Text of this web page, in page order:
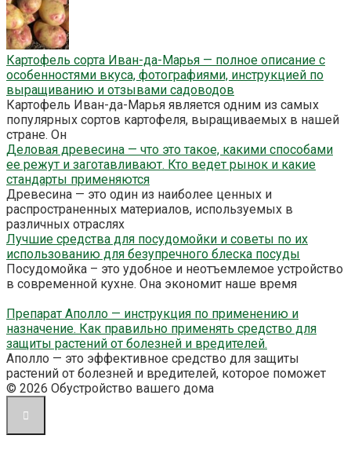
Картофель сорта Иван-да-Марья — полное описание с
особенностями вкуса, фотографиями, инструкцией по
выращиванию и отзывами садоводов
Картофель Иван-да-Марья является одним из самых
популярных сортов картофеля, выращиваемых в нашей
стране. Он
Деловая древесина — что это такое, какими способами
ее режут и заготавливают. Кто ведет рынок и какие
стандарты применяются
Древесина — это один из наиболее ценных и
распространенных материалов, используемых в
различных отраслях
Лучшие средства для посудомойки и советы по их
использованию для безупречного блеска посуды
Посудомойка – это удобное и неотъемлемое устройство
в современной кухне. Она экономит наше время
Препарат Аполло — инструкция по применению и
назначение. Как правильно применять средство для
защиты растений от болезней и вредителей.
Аполло — это эффективное средство для защиты
растений от болезней и вредителей, которое поможет
© 2026 Обустройство вашего дома